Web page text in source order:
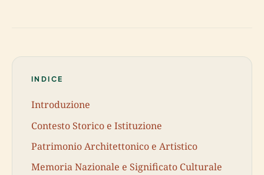
INDICE
Introduzione
Contesto Storico e Istituzione
Patrimonio Architettonico e Artistico
Memoria Nazionale e Significato Culturale